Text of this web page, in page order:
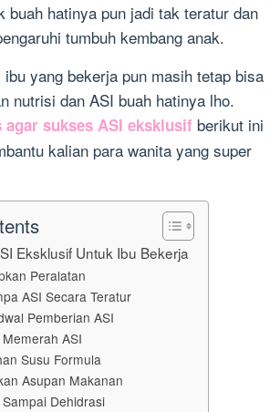
buah hatinya pun jadi tak teratur dan
tumbuh kembang anak.
yang bekerja pun masih tetap bisa
nutrisi dan ASI buah hatinya lho.
agar sukses ASI eksklusif berikut ini
kalian para wanita yang super
Eksklusif Untuk Ibu Bekerja
Peralatan
ASI Secara Teratur
Pemberian ASI
ASI
Susu Formula
Asupan Makanan
Dehidrasi